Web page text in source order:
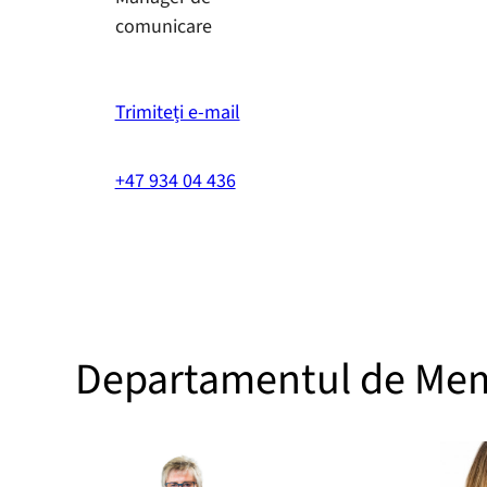
comunicare
Trimiteți e-mail
+47 934 04 436
Departamentul de